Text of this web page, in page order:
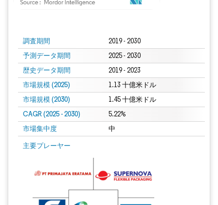
調査期間 2019 - 2030
予測データ期間 2025 - 2030
歴史データ期間 2019 - 2023
市場規模 (2025) 1.13 十億米ドル
市場規模 (2030) 1.45 十億米ドル
CAGR (2025 - 2030) 5.22%
市場集中度 中
主要プレーヤー